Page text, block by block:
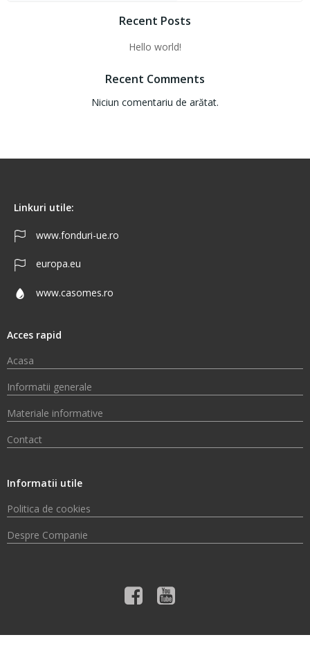
Recent Posts
Hello world!
Recent Comments
Niciun comentariu de arătat.
Linkuri utile:
www.fonduri-ue.ro
europa.eu
www.casomes.ro
Acces rapid
Acasa
Informatii generale
Materiale informative
Contact
Informatii utile
Politica de cookies
Despre Companie